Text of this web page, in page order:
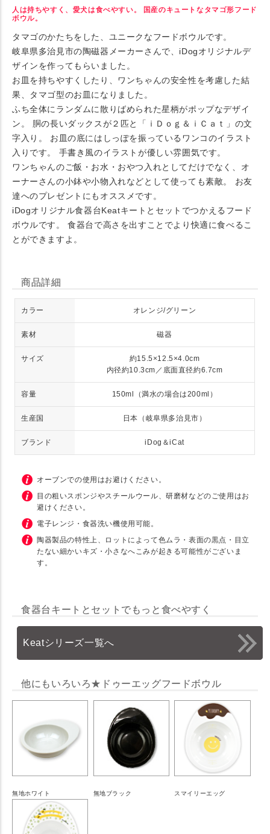
人は持ちやすく、愛犬は食べやすい。 国産のキュートなタマゴ形フード
ボウル。
タマゴのかたちをした、ユニークなフードボウルです。
岐阜県多治見市の陶磁器メーカーさんで、iDogオリジナルデ
ザインを作ってもらいました。
お皿を持ちやすくしたり、ワンちゃんの安全性を考慮した結
果、タマゴ型のお皿になりました。
ふち全体にランダムに散りばめられた星柄がポップなデザイ
ン。 胴の長いダックスが２匹と「ｉＤｏｇ＆ｉＣａｔ」の文
字入り。 お皿の底にはしっぽを振っているワンコのイラスト
入りです。 手書き風のイラストが優しい雰囲気です。
ワンちゃんのご飯・お水・おやつ入れとしてだけでなく、オ
ーナーさんの小鉢や小物入れなどとして使っても素敵。 お友
達へのプレゼントにもオススメです。
iDogオリジナル食器台Keatキートとセットでつかえるフード
ボウルです。 食器台で高さを出すことでより快適に食べるこ
とができますよ。
商品詳細
カラー オレンジ/グリーン
素材 磁器
サイズ
約15.5×12.5×4.0cm
内径約10.3cm／底面直径約6.7cm
容量 150ml（満水の場合は200ml）
生産国 日本（岐阜県多治見市）
ブランド iDog＆iCat
オーブンでの使用はお避けください。
目の粗いスポンジやスチールウール、研磨材などのご使用はお
避けください。
電子レンジ・食器洗い機使用可能。
陶器製品の特性上、ロットによって色ムラ・表面の黒点・目立
たない細かいキズ・小さなへこみが起きる可能性がございま
す。
食器台キートとセットでもっと食べやすく
Keatシリーズ一覧へ
他にもいろいろ★ドゥーエッグフードボウル
無地ホワイト 無地ブラック スマイリーエッグ